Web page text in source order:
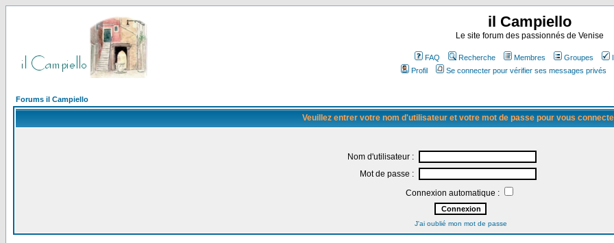
il Campiello
Le site forum des passionnés de Venise
FAQ Recherche Membres Groupes
Profil
Se connecter pour vérifier ses messages privés
Forums il Campiello
Veuillez entrer votre nom d'utilisateur et votre mot de passe pour vous
Nom d'utilisateur :
Mot de passe :
Connexion automatique :
J'ai oublié mon mot de passe